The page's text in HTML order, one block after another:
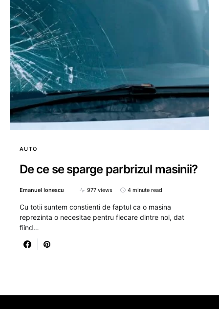
AUTO
De ce se sparge parbrizul masinii?
Emanuel Ionescu 977 views 4 minute read
Cu totii suntem constienti de faptul ca o masina
reprezinta o necesitae pentru fiecare dintre noi, dat
fiind…